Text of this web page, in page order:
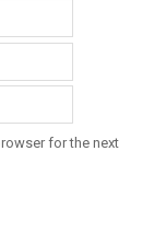
for the next